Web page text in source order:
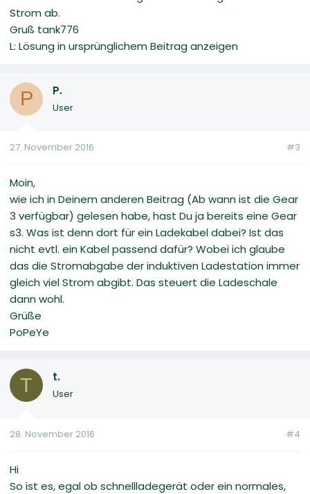
Strom ab.
Gruß tank776
L: Lösung in ursprünglichem Beitrag anzeigen
P P.
User
27. November 2016 #3
Moin,
wie ich in Deinem anderen Beitrag (Ab wann ist die Gear
3 verfügbar) gelesen habe, hast Du ja bereits eine Gear
s3. Was ist denn dort für ein Ladekabel dabei? Ist das
nicht evtl. ein Kabel passend dafür? Wobei ich glaube
das die Stromabgabe der induktiven Ladestation immer
gleich viel Strom abgibt. Das steuert die Ladeschale
dann wohl.
Grüße
PoPeYe
T t.
User
28. November 2016 #4
Hi
So ist es, egal ob schnellladegerät oder ein normales,